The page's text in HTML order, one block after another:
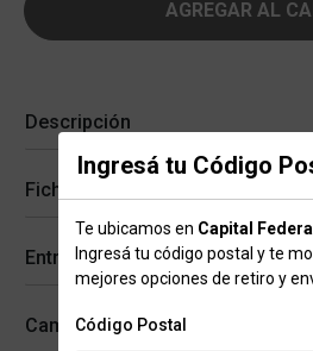
Ingresá tu Código
Te ubicamos en Capital Federal
Ingresá tu código postal y te
mejores opciones de retiro y
Código Postal
AGREGAR AL
Descripción
Ficha técnica
Entregas
Cambios y devoluciones